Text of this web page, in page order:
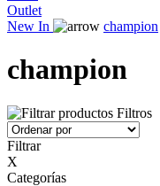
Outlet
New In
champion
champion
Filtros
Filtrar
X
Categorías